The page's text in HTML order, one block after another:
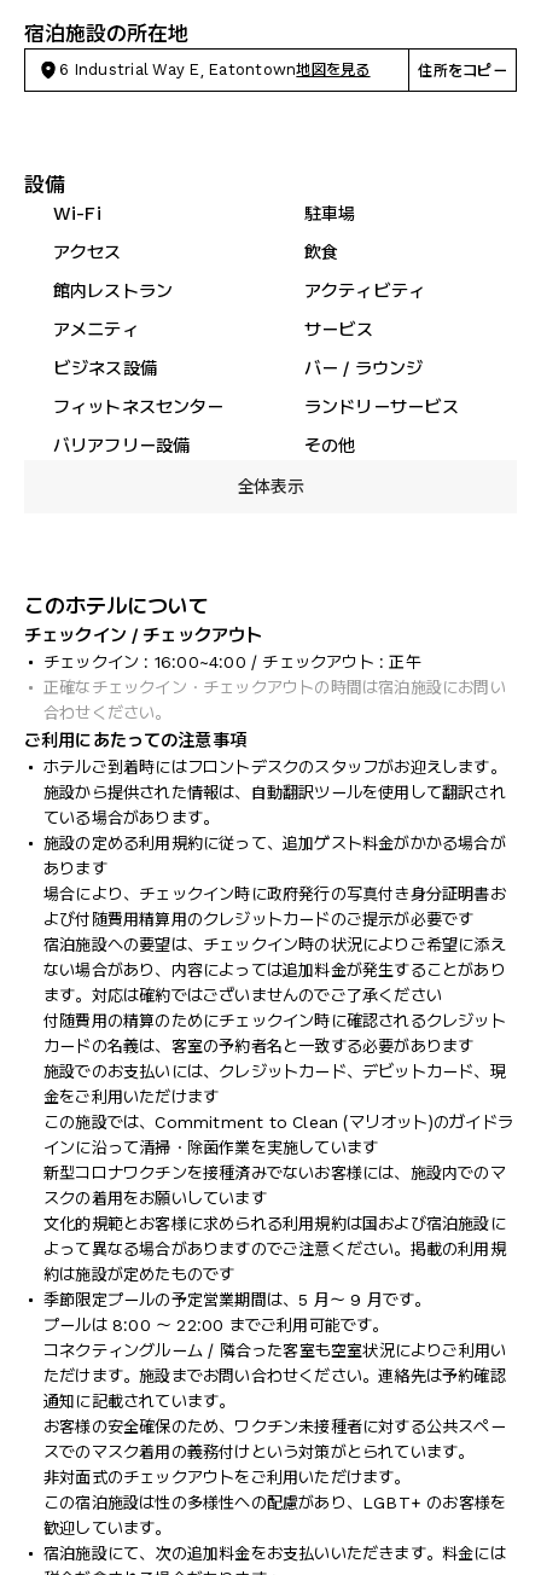
宿泊施設の所在地
6 Industrial Way E, Eatontown地図を見る 住所をコピー
設備
Wi-Fi
駐車場
アクセス
飲食
館内レストラン
アクティビティ
アメニティ
サービス
ビジネス設備
バー / ラウンジ
フィットネスセンター
ランドリーサービス
バリアフリー設備
その他
全体表示
このホテルについて
チェックイン / チェックアウト
チェックイン : 16:00~4:00 / チェックアウト : 正午
正確なチェックイン・チェックアウトの時間は宿泊施設にお問い
合わせください。
ご利用にあたっての注意事項
ホテルご到着時にはフロントデスクのスタッフがお迎えします。
施設から提供された情報は、自動翻訳ツールを使用して翻訳され
ている場合があります。
施設の定める利用規約に従って、追加ゲスト料金がかかる場合が
あります
場合により、チェックイン時に政府発行の写真付き身分証明書お
よび付随費用精算用のクレジットカードのご提示が必要です
宿泊施設への要望は、チェックイン時の状況によりご希望に添え
ない場合があり、内容によっては追加料金が発生することがあり
ます。対応は確約ではございませんのでご了承ください
付随費用の精算のためにチェックイン時に確認されるクレジット
カードの名義は、客室の予約者名と一致する必要があります
施設でのお支払いには、クレジットカード、デビットカード、現
金をご利用いただけます
この施設では、Commitment to Clean (マリオット)のガイドラ
インに沿って清掃・除菌作業を実施しています
新型コロナワクチンを接種済みでないお客様には、施設内でのマ
スクの着用をお願いしています
文化的規範とお客様に求められる利用規約は国および宿泊施設に
よって異なる場合がありますのでご注意ください。掲載の利用規
約は施設が定めたものです
季節限定プールの予定営業期間は、5 月～ 9 月です。
プールは 8:00 ～ 22:00 までご利用可能です。
コネクティングルーム / 隣合った客室も空室状況によりご利用い
ただけます。施設までお問い合わせください。連絡先は予約確認
通知に記載されています。
お客様の安全確保のため、ワクチン未接種者に対する公共スペー
スでのマスク着用の義務付けという対策がとられています。
非対面式のチェックアウトをご利用いただけます。
この宿泊施設は性の多様性への配慮があり、LGBT+ のお客様を
歓迎しています。
宿泊施設にて、次の追加料金をお支払いいただきます。料金には